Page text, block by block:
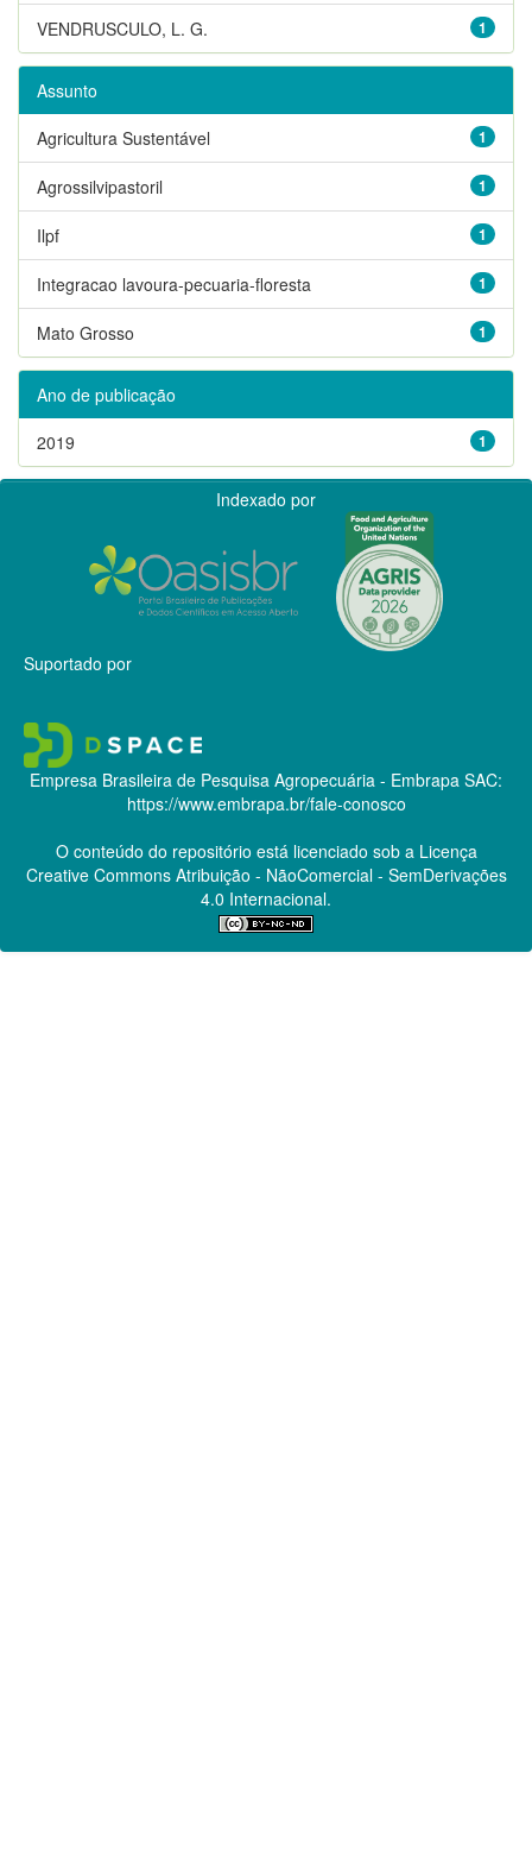
1
VENDRUSCULO, L. G.
Assunto
1
Agricultura Sustentável
1
Agrossilvipastoril
1
Ilpf
1
Integracao lavoura-pecuaria-floresta
1
Mato Grosso
Ano de publicação
1
2019
Indexado por
Suportado por
Empresa Brasileira de Pesquisa Agropecuária - Embrapa SAC:
https://www.embrapa.br/fale-conosco
O conteúdo do repositório está licenciado sob a Licença
Creative CommonsAtribuição - NãoComercial - SemDerivações
4.0 Internacional.